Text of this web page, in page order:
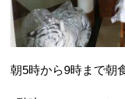
朝5時から9時まで朝